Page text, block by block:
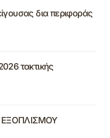
δια περιφοράς
τακτικής
ΕΞΟΠΛΙΣΜΟΥ